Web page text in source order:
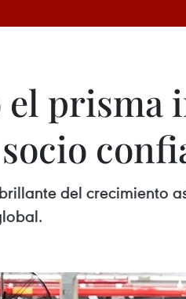
el
del crecimiento